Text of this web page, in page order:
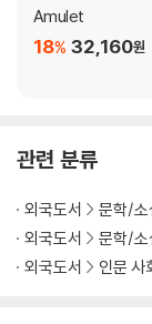
oman--these
ty of Santa
eds of women
ano joins the
ry novel, those
ntes, and
nal size and
yclopedic
metimes
Amulet
32,160원
18%
관련 분류
외국도서 문학/소
외국도서
문학/소
외국도서
인문 사